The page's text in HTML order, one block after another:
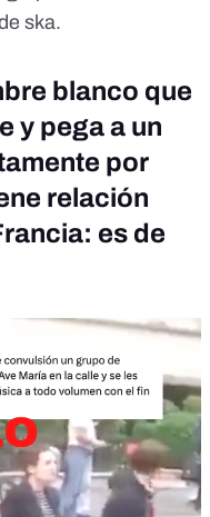
ska.
blanco que
y pega a un
por
relación
es de